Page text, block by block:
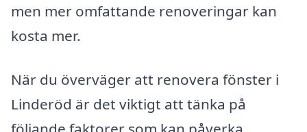
men mer omfattande renoveringar kan
kosta mer.
När du överväger att renovera fönster i
Linderöd är det viktigt att tänka på